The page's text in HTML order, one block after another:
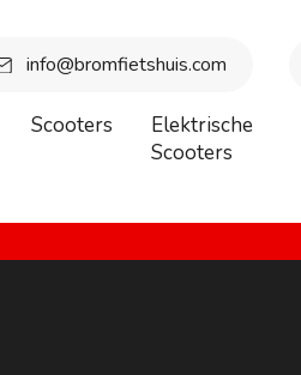
is onze winkel gesloten vanaf
info@bromfietshuis.com
Scooters
Elektrische
Scooters